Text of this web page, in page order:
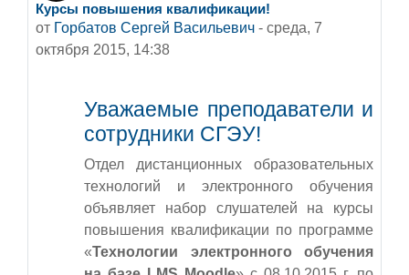
Курсы повышения квалификации!
от Горбатов Сергей Васильевич - среда, 7
октября 2015, 14:38
Количество ответов: 0
Уважаемые преподаватели и
сотрудники СГЭУ!
Отдел дистанционных образовательных
технологий и электронного обучения
объявляет набор слушателей на курсы
повышения квалификации по программе
«Технологии электронного обучения